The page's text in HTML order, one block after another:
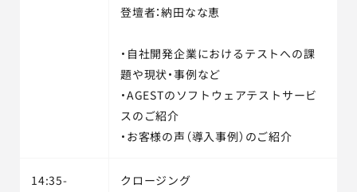
登壇者：納田なな恵
・自社開発企業におけるテストへの課
題や現状・事例など
・AGESTのソフトウェアテストサービ
スのご紹介
・お客様の声（導入事例）のご紹介
14:35-
クロージング